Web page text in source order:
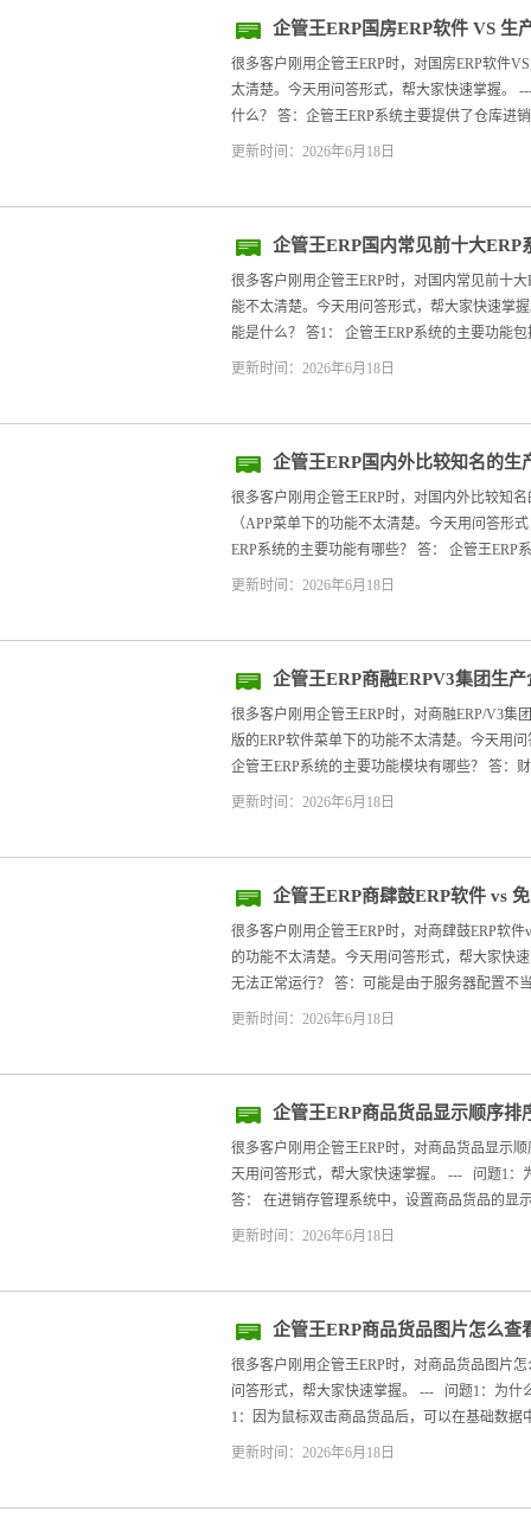
企管王ERP国房ERP软件 VS 生
很多客户刚用企管王ERP时，对国房ERP软件
太清楚。今天用问答形式，帮大家快速掌握。
什么？ 答：企管王ERP系统主要提供了仓库进
更新时间：2026年6月18日
企管王ERP国内常见前十大ERP
很多客户刚用企管王ERP时，对国内常见前十
能不太清楚。今天用问答形式，帮大家快速掌
能是什么？ 答1： 企管王ERP系统的主要功能
更新时间：2026年6月18日
企管王ERP国内外比较知名的生
推荐（APP
很多客户刚用企管王ERP时，对国内外比较知
（APP菜单下的功能不太清楚。今天用问答形
ERP系统的主要功能有哪些？ 答： 企管王ERP
更新时间：2026年6月18日
企管王ERP商融ERPV3集团生
免费版的ERP软件
很多客户刚用企管王ERP时，对商融ERP/V3集
版的ERP软件菜单下的功能不太清楚。今天用
企管王ERP系统的主要功能模块有哪些？ 答：
更新时间：2026年6月18日
企管王ERP商肆鼓ERP软件 vs
很多客户刚用企管王ERP时，对商肆鼓ERP软
的功能不太清楚。今天用问答形式，帮大家快
无法正常运行？ 答：可能是由于服务器配置不
更新时间：2026年6月18日
企管王ERP商品货品显示顺序排
很多客户刚用企管王ERP时，对商品货品显示
天用问答形式，帮大家快速掌握。 --- 问题1：
答： 在进销存管理系统中，设置商品货品的显
更新时间：2026年6月18日
企管王ERP商品货品图片怎么查
很多客户刚用企管王ERP时，对商品货品图片
问答形式，帮大家快速掌握。 --- 问题1：为什
1：因为鼠标双击商品货品后，可以在基础数
更新时间：2026年6月18日